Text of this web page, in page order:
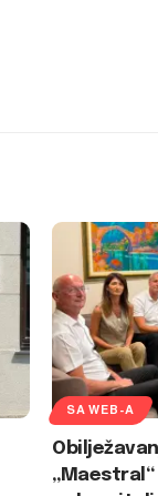
SA WEB-A